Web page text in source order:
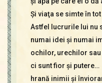
Şi viaţa se simte în
Astfel lucrurile lui nu
numai idei şi numai
ochilor, urechilor
ci sunt fior şi putere…
hrană inimii şi